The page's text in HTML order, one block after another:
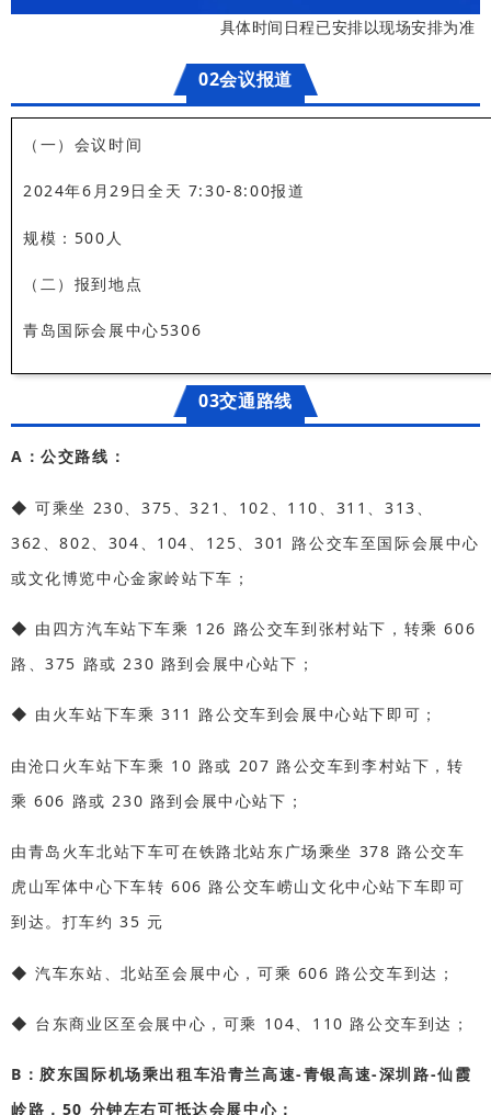
具体时间日程已安排以现场安排为准
02会议报道
（一）会议时间
2024年6月29日全天 7:30-8:00报道
规模：500人
（二）报到地点
青岛国际会展中心5306
03交通路线
A：公交路线：
◆ 可乘坐 230、375、321、102、110、311、313、
362、802、304、104、125、301 路公交车至国际会展中心
或文化博览中心金家岭站下车；
◆ 由四方汽车站下车乘 126 路公交车到张村站下，转乘 606
路、375 路或 230 路到会展中 心站下；
◆ 由火车站下车乘 311 路公交车到会展中心站下即可；
由沧口火车站下车乘 10 路或 207 路公交车到李村站下，转
乘 606 路或 230 路到会展中心站下；
由青岛火车北站下车可在铁路北站东广场乘坐 378 路公交车
虎山军体中心下车转 606 路公交车崂山文化中心站下车即可
到达。 打车约 35 元
◆ 汽车东站、北站至会展中心，可乘 606 路公交车到达；
◆ 台东商业区至会展中心，可乘 104、110 路公交车到达；
B：胶东国际机场乘出租车沿青兰高速-青银高速-深圳路-仙霞
岭路，50 分钟左右可抵达会展中心；